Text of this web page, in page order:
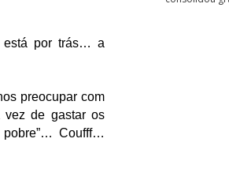
está por trás… a
preocupar com
vez de gastar os
pobre”… Coufff…